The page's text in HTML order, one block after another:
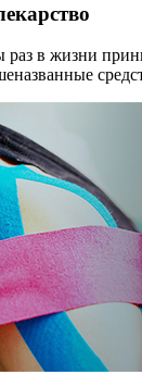
в жизни